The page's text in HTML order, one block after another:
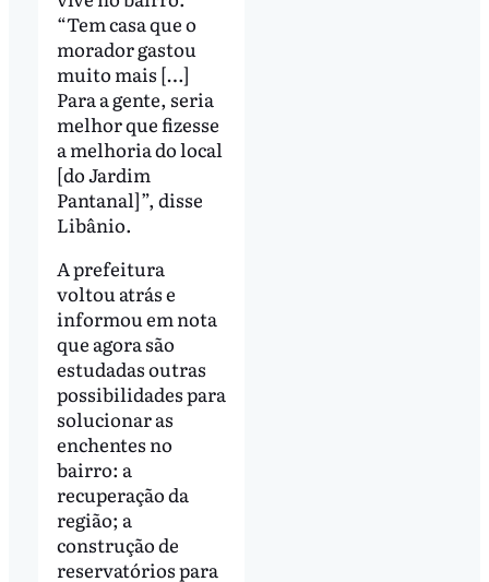
“Tem casa que o
morador gastou
muito mais […]
Para a gente, seria
melhor que fizesse
a melhoria do local
[do Jardim
Pantanal]”, disse
Libânio.
A prefeitura
voltou atrás e
informou em nota
que agora são
estudadas outras
possibilidades para
solucionar as
enchentes no
bairro: a
recuperação da
região; a
construção de
reservatórios para